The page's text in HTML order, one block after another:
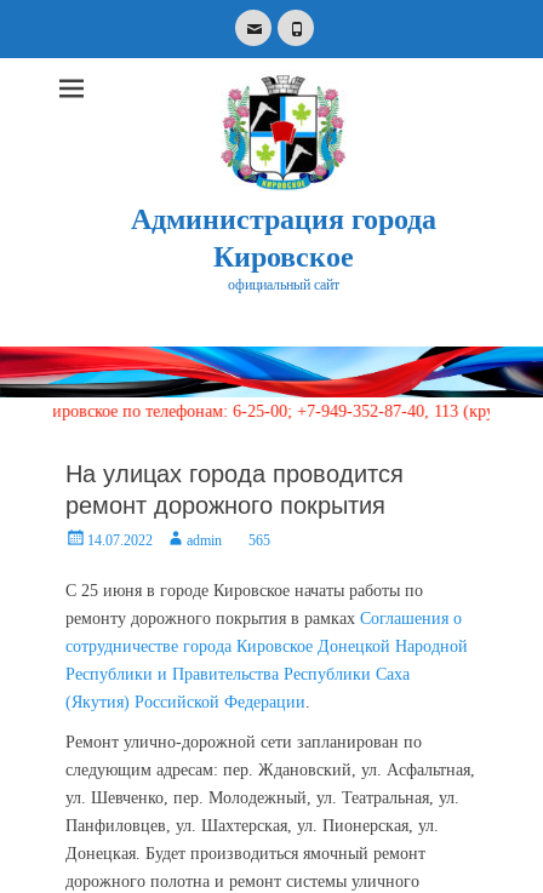
EmailPhone
Администрация города
Кировское
официальный сайт
for:
по телефонам: 6-25-00; +7-949-352-87-40, 113 (круглосуточно)
На улицах города проводится
ремонт дорожного покрытия
Posted14.07.2022 Authoradmin 565
С 25 июня в городе Кировское начаты работы по
ремонту дорожного покрытия в рамках Соглашения о
сотрудничестве города Кировское Донецкой Народной
Республики и Правительства Республики Саха
(Якутия) Российской Федерации.
Ремонт улично-дорожной сети запланирован по
следующим адресам: пер. Ждановский, ул. Асфальтная,
ул. Шевченко, пер. Молодежный, ул. Театральная, ул.
Панфиловцев, ул. Шахтерская, ул. Пионерская, ул.
Донецкая. Будет производиться ямочный ремонт
дорожного полотна и ремонт системы уличного